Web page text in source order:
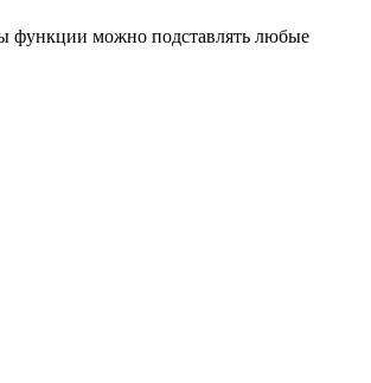
функции можно подставлять любые